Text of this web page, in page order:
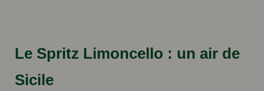
Le Spritz Limoncello : un air de
Sicile